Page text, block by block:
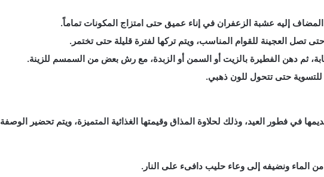
إليه عشبة الزعفران في إناء عميق حتى امتزاج المكونات تماماً.
تصل العجينة للقوام المناسب، ويتم تركها لفترة قليلة حتى تختمر.
ثم دهن الفطيرة بالزيت أو السمن أو الزبدة، مع رش بعض من السمسم للزينة.
حتى تتحول للون ذهبي.
في فطور العيد، وذلك لحلاوة المذاق وقيمتها الغذائية المتميزة، ويتم تحضير الوصفة
الماء ونضيفه إلى وعاء حليب دافىء على النار.